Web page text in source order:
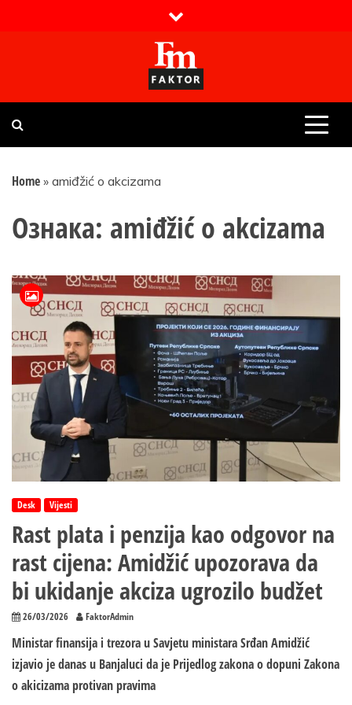
Faktor magazin
Uvijek presudan
Home » amiđžić o akcizama
Ознака: amiđžić o akcizama
Desk Vijesti
Rast plata i penzija kao odgovor na
rast cijena: Amidžić upozorava da
bi ukidanje akciza ugrozilo budžet
26/03/2026 FaktorAdmin
Ministar finansija i trezora u Savjetu ministara Srđan Amidžić
izjavio je danas u Banjaluci da je Prijedlog zakona o dopuni Zakona
o akicizama protivan pravima